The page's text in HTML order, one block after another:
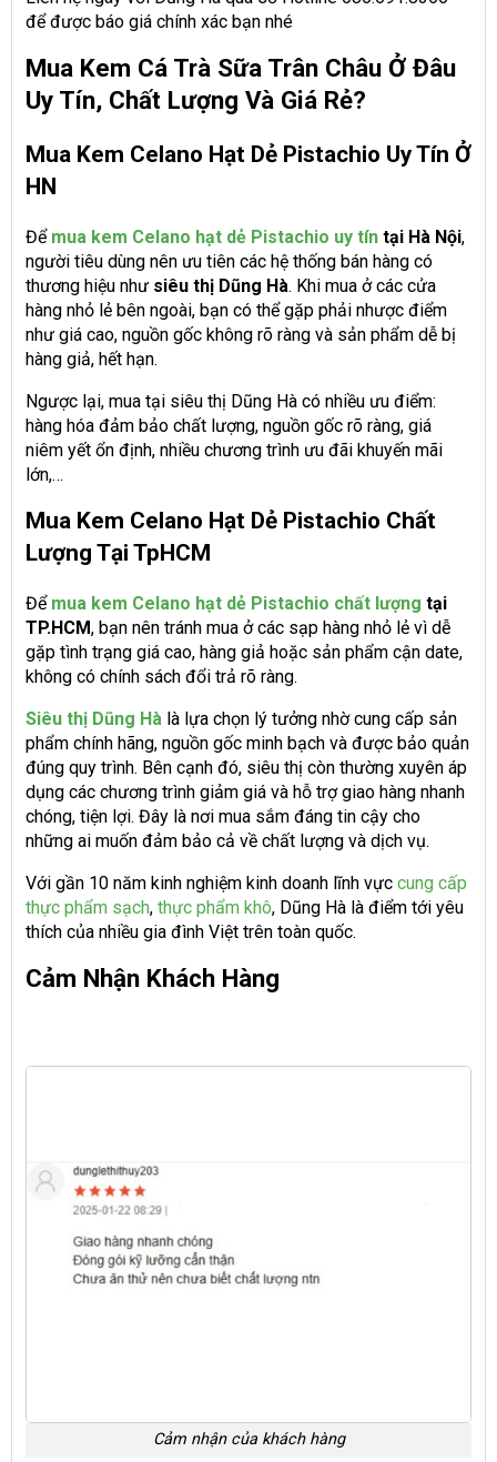
để được báo giá chính xác bạn nhé
Mua Kem Cá Trà Sữa Trân Châu Ở Đâu
Uy Tín, Chất Lượng Và Giá Rẻ?
Mua Kem Celano Hạt Dẻ Pistachio Uy Tín Ở
HN
Để mua kem Celano hạt dẻ Pistachio uy tín tại Hà Nội,
người tiêu dùng nên ưu tiên các hệ thống bán hàng có
thương hiệu như siêu thị Dũng Hà. Khi mua ở các cửa
hàng nhỏ lẻ bên ngoài, bạn có thể gặp phải nhược điểm
như giá cao, nguồn gốc không rõ ràng và sản phẩm dễ bị
hàng giả, hết hạn.
Ngược lại, mua tại siêu thị Dũng Hà có nhiều ưu điểm:
hàng hóa đảm bảo chất lượng, nguồn gốc rõ ràng, giá
niêm yết ổn định, nhiều chương trình ưu đãi khuyến mãi
lớn,…
Mua Kem Celano Hạt Dẻ Pistachio Chất
Lượng Tại TpHCM
Để mua kem Celano hạt dẻ Pistachio chất lượng tại
TP.HCM, bạn nên tránh mua ở các sạp hàng nhỏ lẻ vì dễ
gặp tình trạng giá cao, hàng giả hoặc sản phẩm cận date,
không có chính sách đổi trả rõ ràng.
Siêu thị Dũng Hà là lựa chọn lý tưởng nhờ cung cấp sản
phẩm chính hãng, nguồn gốc minh bạch và được bảo quản
đúng quy trình. Bên cạnh đó, siêu thị còn thường xuyên áp
dụng các chương trình giảm giá và hỗ trợ giao hàng nhanh
chóng, tiện lợi. Đây là nơi mua sắm đáng tin cậy cho
những ai muốn đảm bảo cả về chất lượng và dịch vụ.
Với gần 10 năm kinh nghiệm kinh doanh lĩnh vực cung cấp
thực phẩm sạch, thực phẩm khô, Dũng Hà là điểm tới yêu
thích của nhiều gia đình Việt trên toàn quốc.
Cảm Nhận Khách Hàng
Cảm nhận của khách hàng